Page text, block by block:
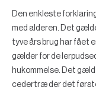
Den enkleste
med alderen. Det
tyve års brug har fået
gælder for de
hukommelse. Det
cedertræ der det